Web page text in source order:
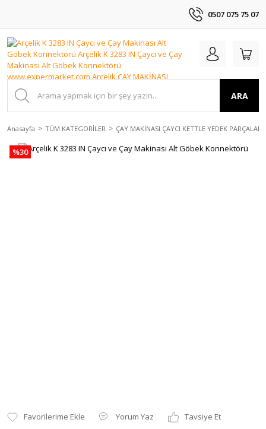
0507 075 75 07
ARA
Anasayfa TÜM KATEGORİLER ÇAY MAKİNASI ÇAYCI KETTLE YEDEK PARÇALAR
%30
Yorum Yaz
Tavsiye Et